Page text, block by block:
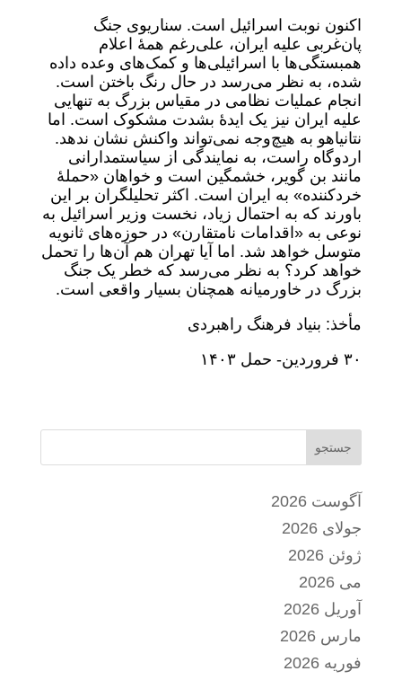
اکنون نوبت اسرائیل است. سناریوی جنگ
پان‌غربی علیه ایران، علی‌رغم همۀ اعلام
همبستگی‌ها با اسرائیلی‌ها و کمک‌های وعده داده
شده، به نظر می‌رسد در حال رنگ باختن است.
انجام عملیات نظامی در مقیاس بزرگ به تنهایی
علیه ایران نیز یک ایدۀ بشدت مشکوک است. اما
نتانیاهو به هیچ‌وجه نمی‌تواند واکنش نشان ندهد.
اردوگاه راست، به نمایندگی از سیاستمدارانی
مانند بن گویر، خشمگین است و خواهان «حملۀ
خردکننده» به ایران است. اکثر تحلیلگران بر این
باورند که به احتمال زیاد، نخست وزیر اسرائیل به
نوعی به «اقدامات نامتقارن» در حوزه‌های ثانویه
متوسل خواهد شد. اما آیا تهران هم آن‌ها را تحمل
خواهد کرد؟ به نظر می‌رسد که خطر یک جنگ
بزرگ در خاورمیانه همچنان بسیار واقعی است.
مأخذ: بنیاد فرهنگ راهبردی
٣٠ فروردین- حمل ١۴٠٣
جستجو
آگوست 2026
جولای 2026
ژوئن 2026
می 2026
آوریل 2026
مارس 2026
فوریه 2026